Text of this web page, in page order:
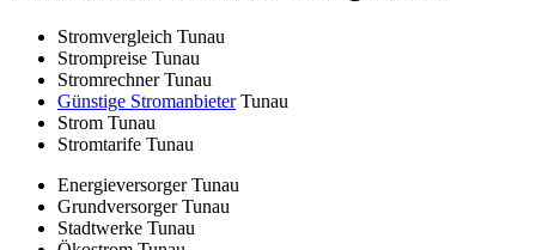
Stromvergleich Tunau
Strompreise Tunau
Stromrechner Tunau
Günstige StromanbieterTunau
Strom Tunau
Stromtarife Tunau
Energieversorger Tunau
Grundversorger Tunau
Stadtwerke Tunau